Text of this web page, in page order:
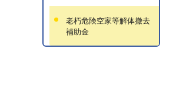
老朽危険空家等解体撤去
補助金